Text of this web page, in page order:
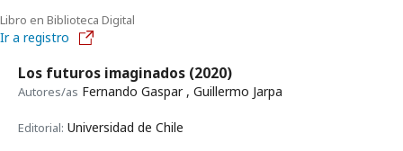
Libro en Biblioteca Digital
Ir a registro
Los futuros imaginados (2020)
Autores/as Fernando Gaspar , Guillermo Jarpa
Editorial: Universidad de Chile